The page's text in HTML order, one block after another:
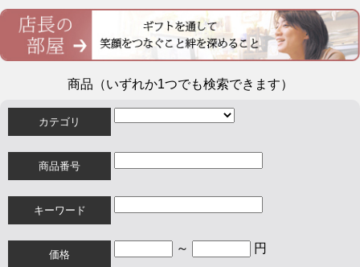
商品（いずれか1つでも検索できます）
カテゴリ
商品番号
キーワード
価格 ～ 円